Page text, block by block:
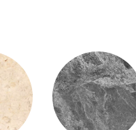
temperatur.
Marmor fungerar
val av skiva